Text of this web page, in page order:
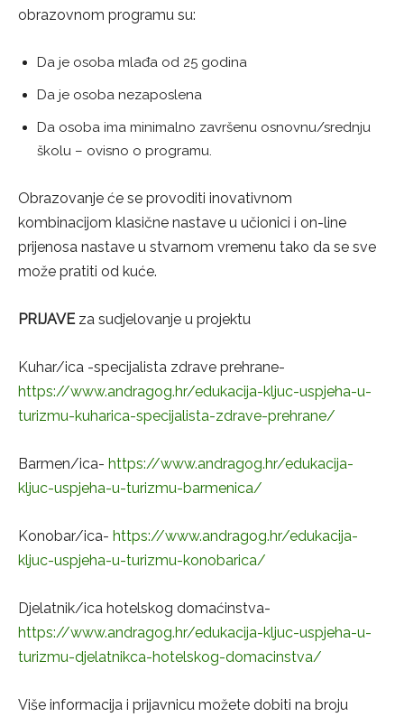
obrazovnom programu su:
Da je osoba mlađa od 25 godina
Da je osoba nezaposlena
Da osoba ima minimalno završenu osnovnu/srednju
školu – ovisno o programu.
Obrazovanje će se provoditi inovativnom
kombinacijom klasične nastave u učionici i on-line
prijenosa nastave u stvarnom vremenu tako da se sve
može pratiti od kuće.
PRIJAVEza sudjelovanje u projektu
Kuhar/ica -specijalista zdrave prehrane-
https://www.andragog.hr/edukacija-kljuc-uspjeha-u-
turizmu-kuharica-specijalista-zdrave-prehrane/
Barmen/ica- https://www.andragog.hr/edukacija-
kljuc-uspjeha-u-turizmu-barmenica/
Konobar/ica- https://www.andragog.hr/edukacija-
kljuc-uspjeha-u-turizmu-konobarica/
Djelatnik/ica hotelskog domaćinstva-
https://www.andragog.hr/edukacija-kljuc-uspjeha-u-
turizmu-djelatnikca-hotelskog-domacinstva/
Više informacija i prijavnicu možete dobiti na broju